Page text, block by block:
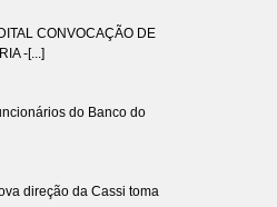
CONVOCAÇÃO DE
-[...]
do Banco do
direção da Cassi toma